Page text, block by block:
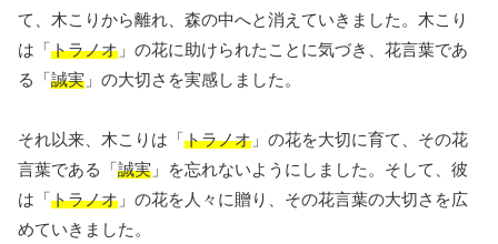
て、木こりから離れ、森の中へと消えていきました。木こり
は「トラノオ 」の花に助けられたことに気づき、花言葉であ
る「誠実 」の大切さを実感しました。
それ以来、木こりは「トラノオ 」の花を大切に育て、その花
言葉である「誠実 」を忘れないようにしました。そして、彼
は「トラノオ 」の花を人々に贈り、その花言葉の大切さを広
めていきました。